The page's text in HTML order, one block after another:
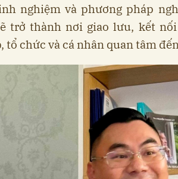
nghiệm và phương pháp
trở thành nơi giao lưu, kết
tổ chức và cá nhân quan tâm